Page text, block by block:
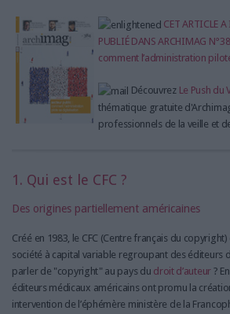
CET ARTICLE
PUBLIÉ DANS ARCHIMAG
comment l’administration
Découvrez Le Push du
thématique gratuite
professionnels de la veille et
1. Qui est le CFC ?
Des origines partiellement américaines
Créé en 1983, le CFC (Centre français du copyright)
société à capital variable regroupant des éditeurs
parler de "copyright" au pays du droit d’auteur?
éditeurs médicaux américains ont promu la
intervention de l’éphémère ministère de la